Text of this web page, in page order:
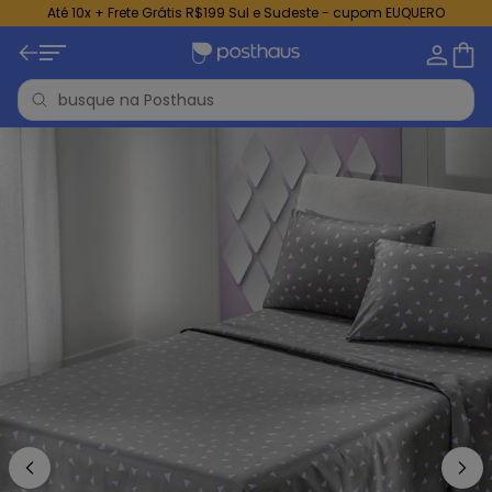
Até 10x + Frete Grátis R$199 Sul e Sudeste - cupom EUQUERO